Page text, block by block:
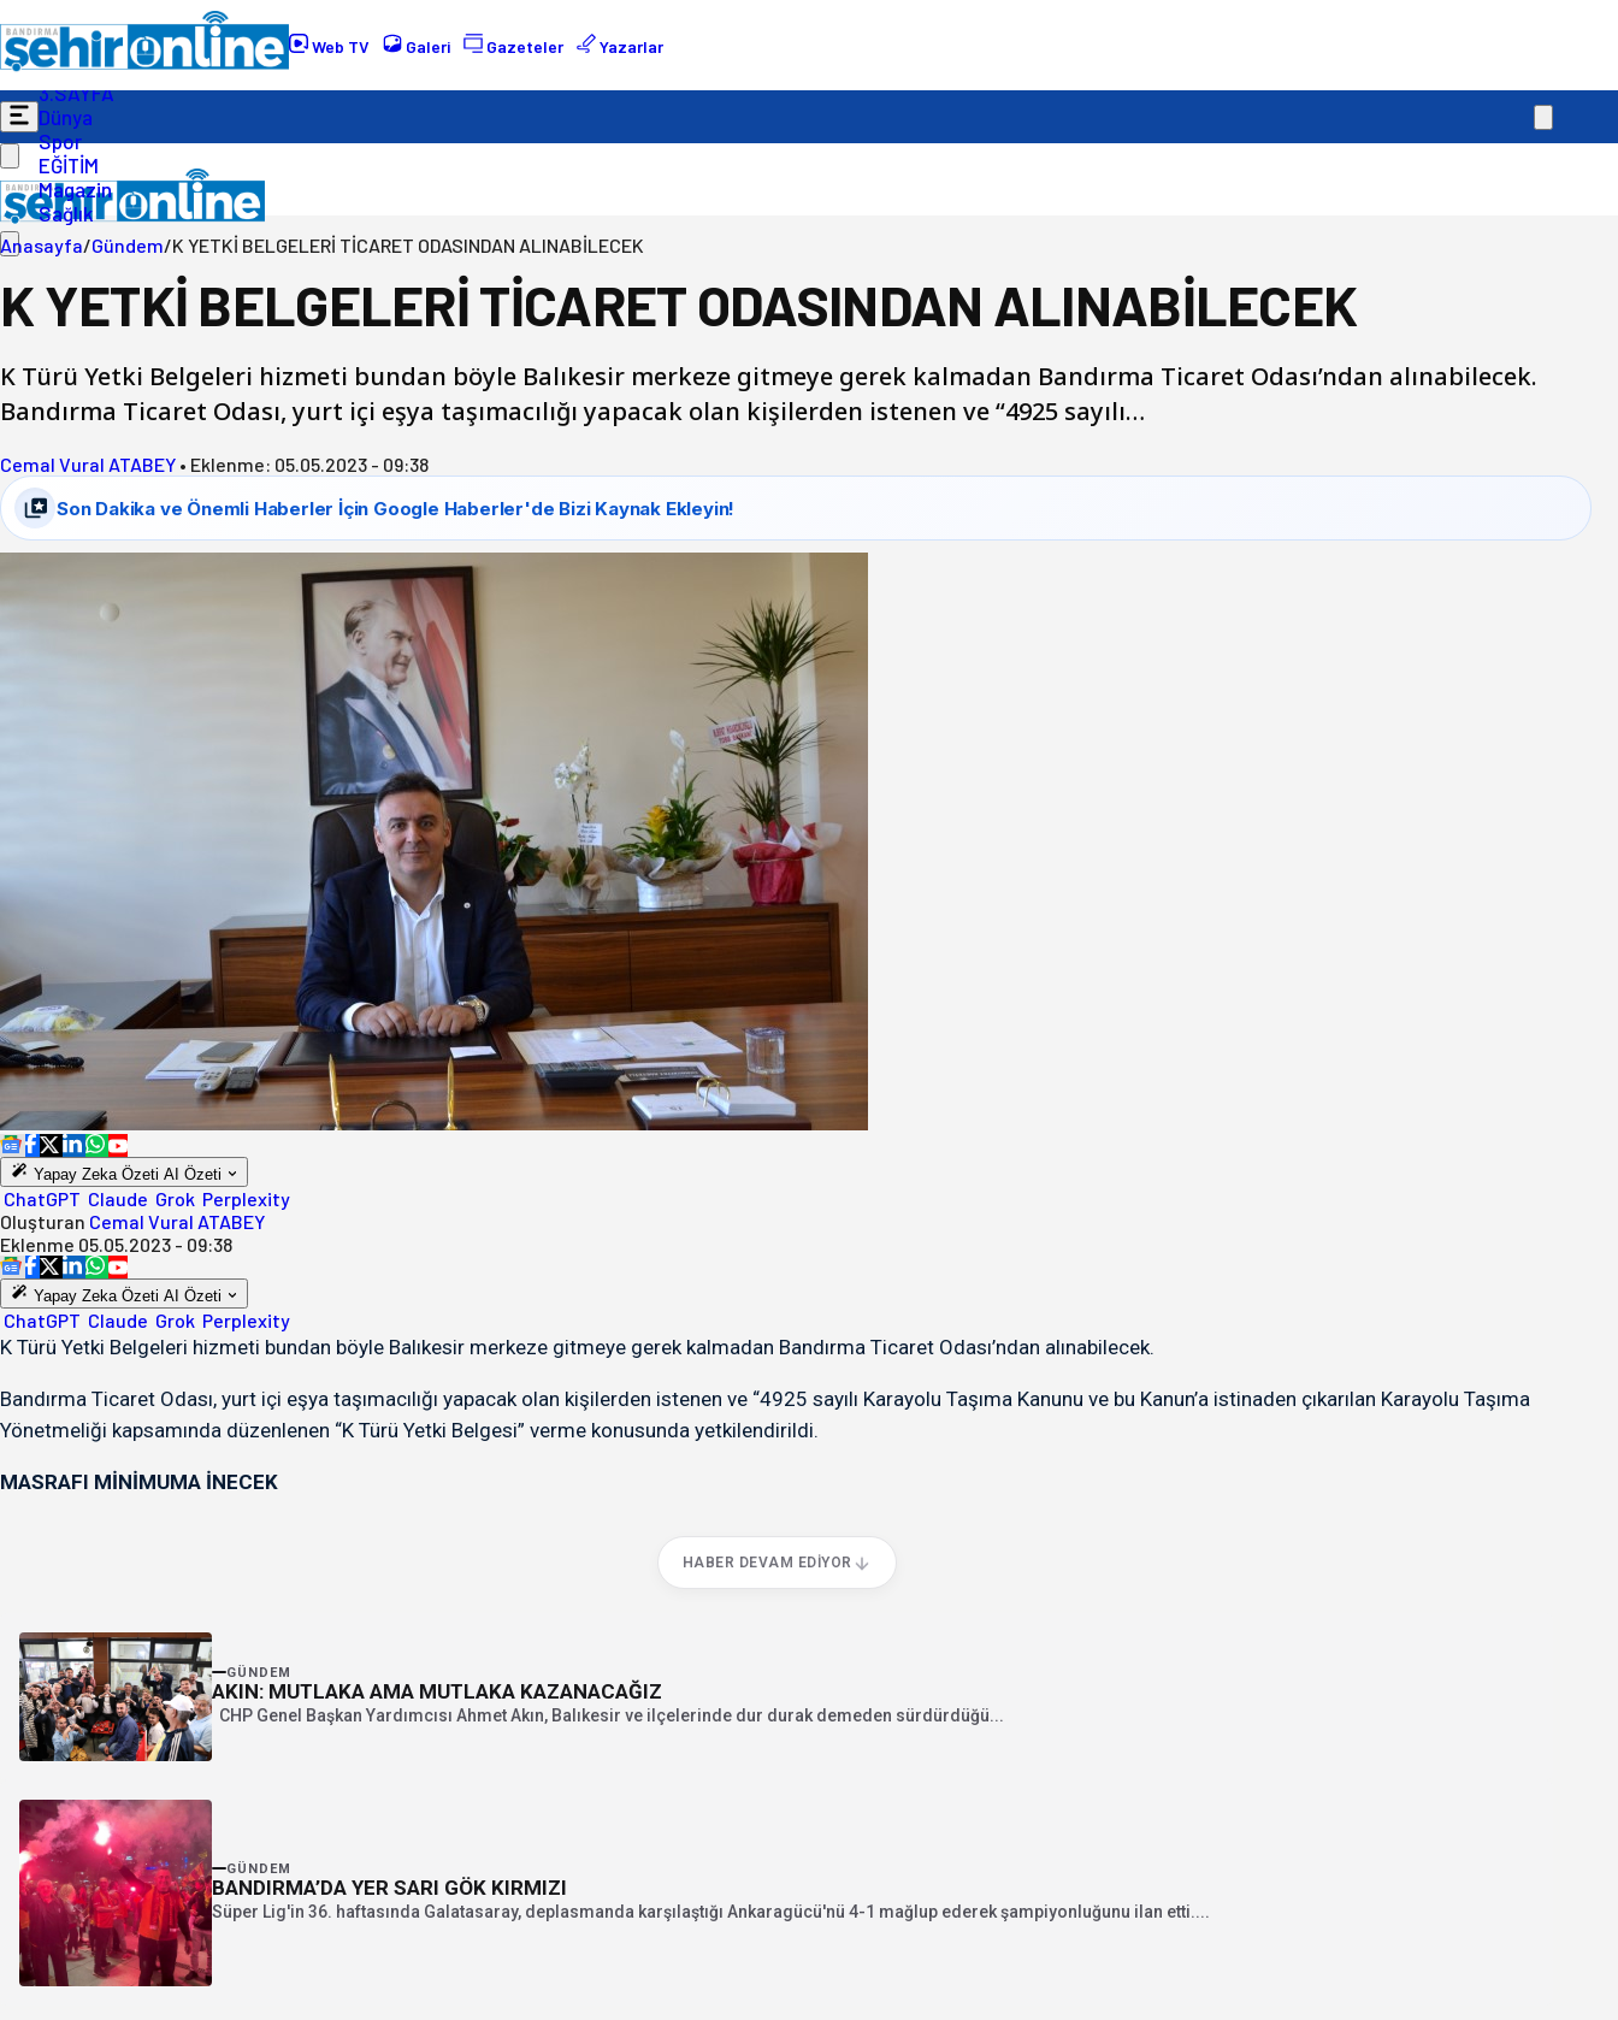
Web TV Galeri Gazeteler Yazarlar
Gündem
Ekonomi
Politika
3.SAYFA
Dünya
Spor
EĞİTİM
Magazin
Sağlık
Anasayfa/Gündem/K YETKİ BELGELERİ TİCARET ODASINDAN ALINABİLECEK
K YETKİ BELGELERİ TİCARET ODASINDAN ALINABİLECEK
K Türü Yetki Belgeleri hizmeti bundan böyle Balıkesir merkeze gitmeye gerek kalmadan Bandırma Ticaret Odası’ndan alınabilecek.
Bandırma Ticaret Odası, yurt içi eşya taşımacılığı yapacak olan kişilerden istenen ve “4925 sayılı…
Cemal Vural ATABEY • Eklenme: 05.05.2023 - 09:38
Son Dakika ve Önemli Haberler İçin Google Haberler'de Bizi Kaynak Ekleyin!
Yapay Zeka Özeti AI Özeti
ChatGPT Claude Grok Perplexity
Oluşturan Cemal Vural ATABEY
Eklenme 05.05.2023 - 09:38
Yapay Zeka Özeti AI Özeti
ChatGPT Claude Grok Perplexity
K Türü Yetki Belgeleri hizmeti bundan böyle Balıkesir merkeze gitmeye gerek kalmadan Bandırma Ticaret Odası’ndan alınabilecek.
Bandırma Ticaret Odası, yurt içi eşya taşımacılığı yapacak olan kişilerden istenen ve “4925 sayılı Karayolu Taşıma Kanunu ve bu Kanun’a istinaden çıkarılan Karayolu Taşıma
Yönetmeliği kapsamında düzenlenen “K Türü Yetki Belgesi” verme konusunda yetkilendirildi.
MASRAFI MİNİMUMA İNECEK
HABER DEVAM EDIYOR
GÜNDEM
AKIN: MUTLAKA AMA MUTLAKA KAZANACAĞIZ
CHP Genel Başkan Yardımcısı Ahmet Akın, Balıkesir ve ilçelerinde dur durak demeden sürdürdüğü...
GÜNDEM
BANDIRMA’DA YER SARI GÖK KIRMIZI
Süper Lig'in 36. haftasında Galatasaray, deplasmanda karşılaştığı Ankaragücü'nü 4-1 mağlup ederek şampiyonluğunu ilan etti....